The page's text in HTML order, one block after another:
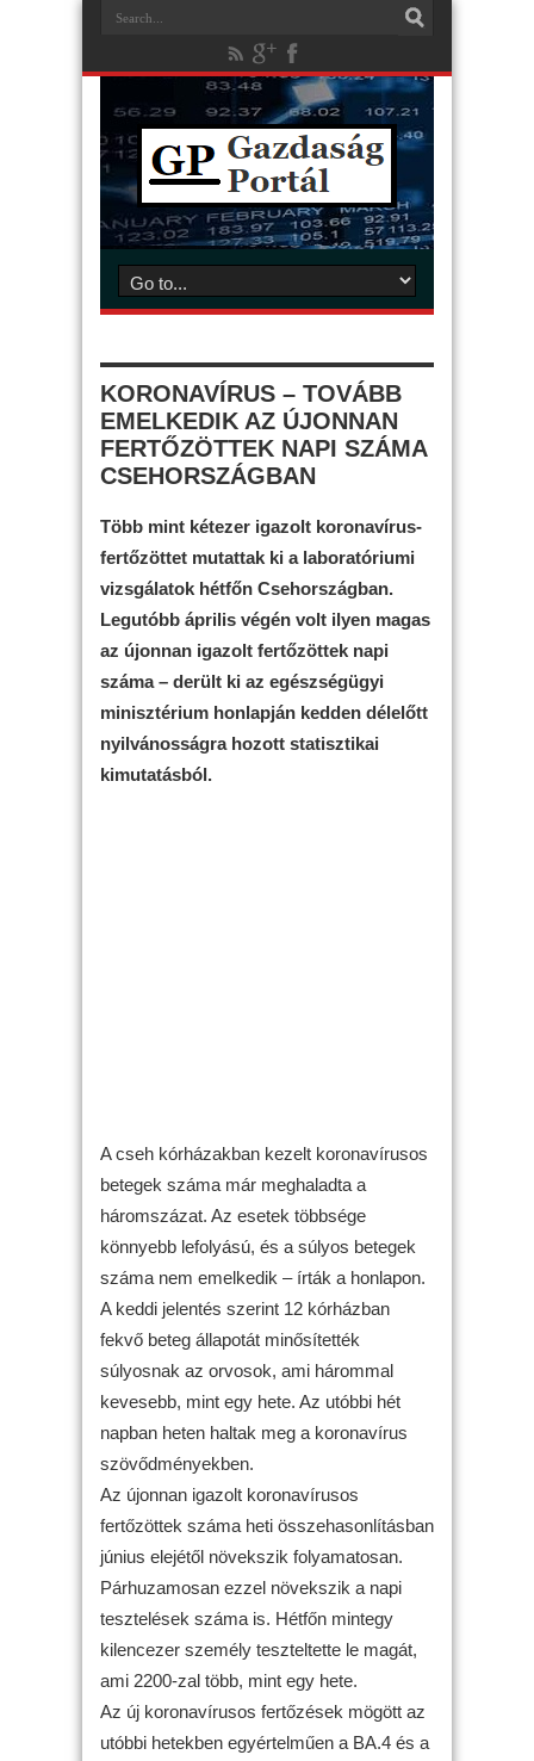
KORONAVÍRUS – TOVÁBB
EMELKEDIK AZ ÚJONNAN
FERTŐZÖTTEK NAPI SZÁMA
CSEHORSZÁGBAN
Több mint kétezer igazolt koronavírus-
fertőzöttet mutattak ki a laboratóriumi
vizsgálatok hétfőn Csehországban.
Legutóbb április végén volt ilyen magas
az újonnan igazolt fertőzöttek napi
száma – derült ki az egészségügyi
minisztérium honlapján kedden délelőtt
nyilvánosságra hozott statisztikai
kimutatásból.
A cseh kórházakban kezelt koronavírusos
betegek száma már meghaladta a
háromszázat. Az esetek többsége
könnyebb lefolyású, és a súlyos betegek
száma nem emelkedik – írták a honlapon.
A keddi jelentés szerint 12 kórházban
fekvő beteg állapotát minősítették
súlyosnak az orvosok, ami hárommal
kevesebb, mint egy hete. Az utóbbi hét
napban heten haltak meg a koronavírus
szövődményekben.
Az újonnan igazolt koronavírusos
fertőzöttek száma heti összehasonlításban
június elejétől növekszik folyamatosan.
Párhuzamosan ezzel növekszik a napi
tesztelések száma is. Hétfőn mintegy
kilencezer személy teszteltette le magát,
ami 2200-zal több, mint egy hete.
Az új koronavírusos fertőzések mögött az
utóbbi hetekben egyértelműen a BA.4 és a